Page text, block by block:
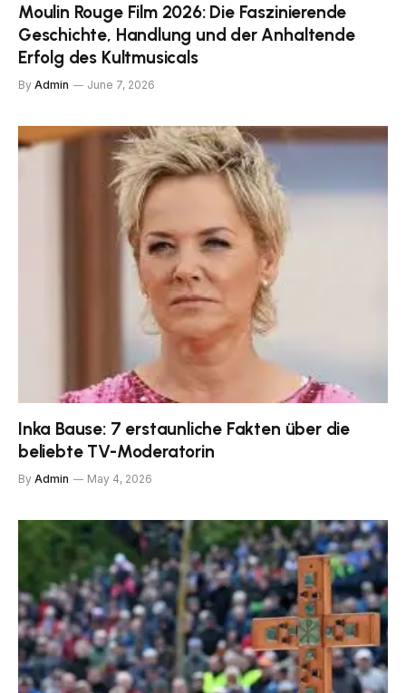
Moulin Rouge Film 2026: Die Faszinierende
Geschichte, Handlung und der Anhaltende
Erfolg des Kultmusicals
By Admin June 7, 2026
Inka Bause: 7 erstaunliche Fakten über die
beliebte TV-Moderatorin
By Admin May 4, 2026